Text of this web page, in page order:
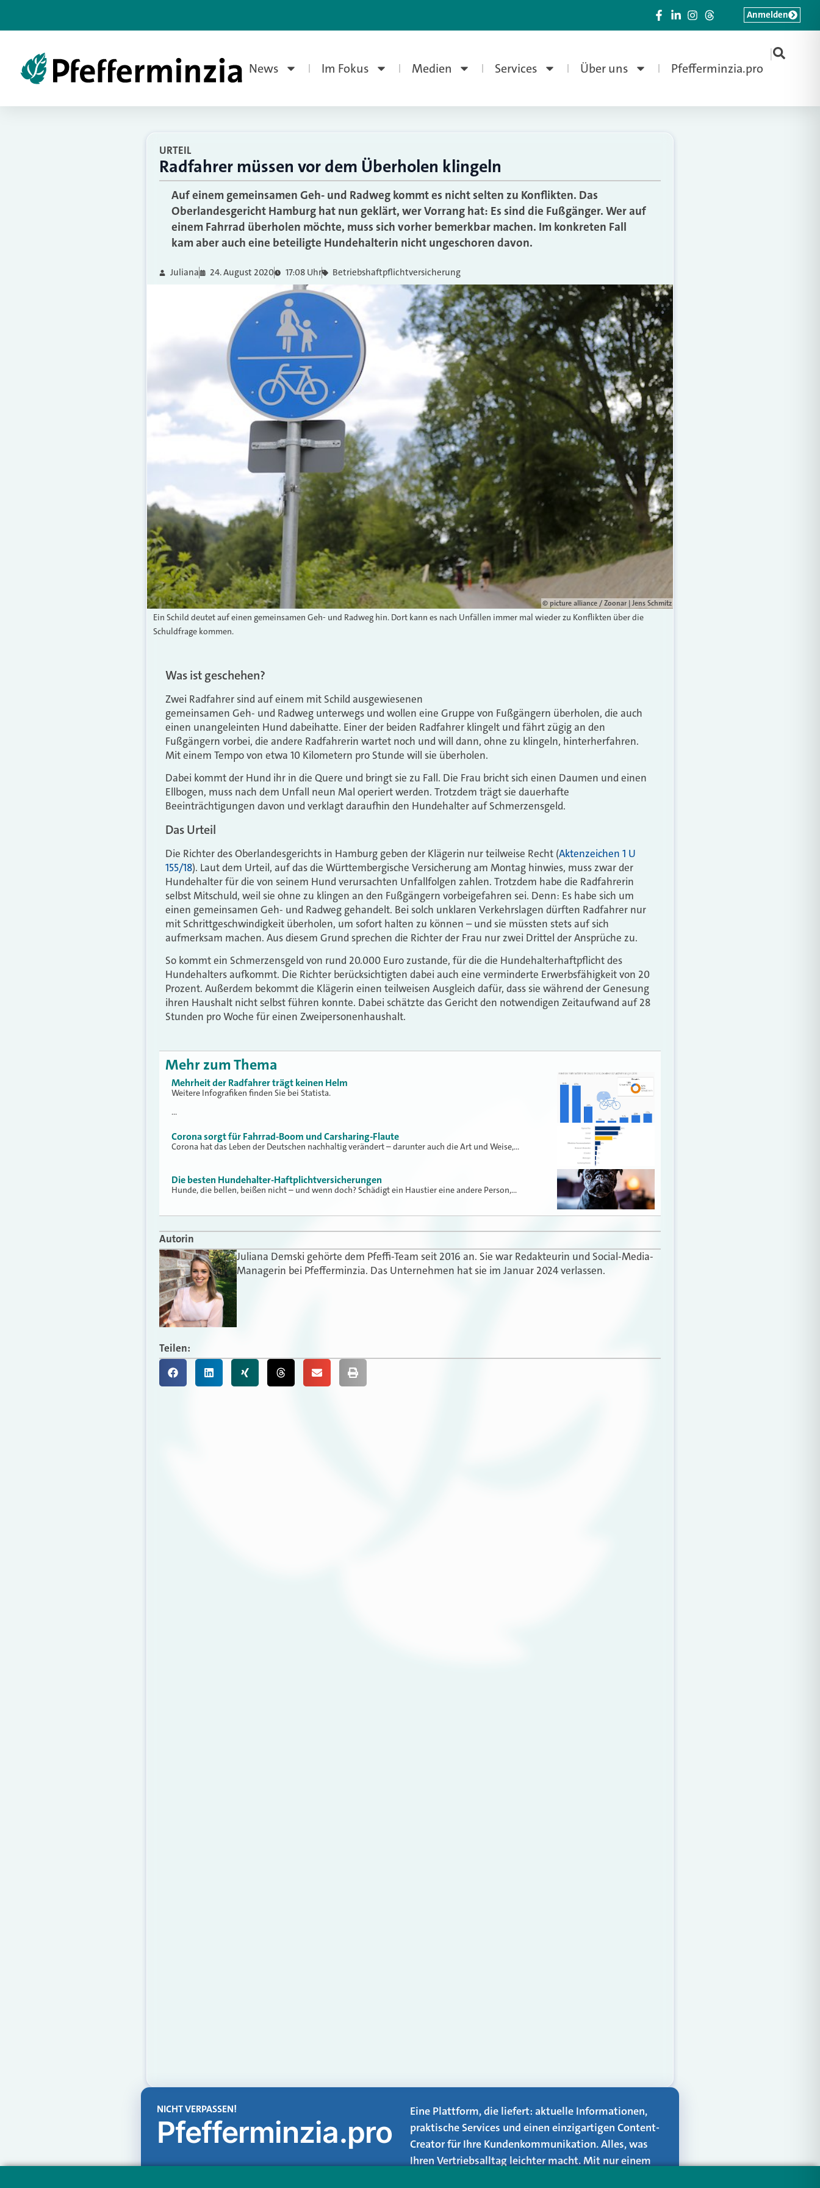
News Im Fokus Medien Services Über uns Pfefferminzia.pro
|
Anmelden
URTEIL
Radfahrer müssen vor dem Überholen klingeln
Auf einem gemeinsamen Geh- und Radweg kommt es nicht selten zu Konflikten. Das
Oberlandesgericht Hamburg hat nun geklärt, wer Vorrang hat: Es sind die Fußgänger. Wer auf
einem Fahrrad überholen möchte, muss sich vorher bemerkbar machen. Im konkreten Fall
kam aber auch eine beteiligte Hundehalterin nicht ungeschoren davon.
Juliana 24. August 2020 17:08 Uhr Betriebshaftpflichtversicherung
© picture alliance / Zoonar | Jens Schmitz
Ein Schild deutet auf einen gemeinsamen Geh- und Radweg hin. Dort kann es nach Unfällen immer mal wieder zu Konflikten über die
Schuldfrage kommen.
Was ist geschehen?
Zwei Radfahrer sind auf einem mit Schild ausgewiesenen
gemeinsamen Geh- und Radweg unterwegs und wollen eine Gruppe von Fußgängern überholen, die auch
einen unangeleinten Hund dabeihatte. Einer der beiden Radfahrer klingelt und fährt zügig an den
Fußgängern vorbei, die andere Radfahrerin wartet noch und will dann, ohne zu klingeln, hinterherfahren.
Mit einem Tempo von etwa 10 Kilometern pro Stunde will sie überholen.
Dabei kommt der Hund ihr in die Quere und bringt sie zu Fall. Die Frau bricht sich einen Daumen und einen
Ellbogen, muss nach dem Unfall neun Mal operiert werden. Trotzdem trägt sie dauerhafte
Beeinträchtigungen davon und verklagt daraufhin den Hundehalter auf Schmerzensgeld.
Das Urteil
Die Richter des Oberlandesgerichts in Hamburg geben der Klägerin nur teilweise Recht (Aktenzeichen 1 U
155/18). Laut dem Urteil, auf das die Württembergische Versicherungam Montag hinwies, muss zwar der
Hundehalter für die von seinem Hund verursachten Unfallfolgen zahlen. Trotzdem habe die Radfahrerin
selbst Mitschuld, weil sie ohne zu klingen an den Fußgängern vorbeigefahren sei. Denn: Es habe sich um
einen gemeinsamen Geh- und Radweg gehandelt. Bei solch unklaren Verkehrslagen dürften Radfahrer nur
mit Schrittgeschwindigkeit überholen, um sofort halten zu können – und sie müssten stets auf sich
aufmerksam machen. Aus diesem Grund sprechen die Richter der Frau nur zwei Drittel der Ansprüche zu.
So kommt ein Schmerzensgeld von rund 20.000 Euro zustande, für die die Hundehalterhaftpflicht des
Hundehalters aufkommt. Die Richter berücksichtigten dabei auch eine verminderte Erwerbsfähigkeit von 20
Prozent. Außerdem bekommt die Klägerin einen teilweisen Ausgleich dafür, dass sie während der Genesung
ihren Haushalt nicht selbst führen konnte. Dabei schätzte das Gericht den notwendigen Zeitaufwand auf 28
Stunden pro Woche für einen Zweipersonenhaushalt.
Mehr zum Thema
Mehrheit der Radfahrer trägt keinen Helm
Weitere Infografiken finden Sie bei Statista.
…
Corona sorgt für Fahrrad-Boom und Carsharing-Flaute
Corona hat das Leben der Deutschen nachhaltig verändert – darunter auch die Art und Weise,…
Die besten Hundehalter-Haftplichtversicherungen
Hunde, die bellen, beißen nicht – und wenn doch? Schädigt ein Haustier eine andere Person,…
Autorin
Juliana Demski gehörte dem Pfeffi-Team seit 2016 an. Sie war Redakteurin und Social-Media-
Managerin bei Pfefferminzia. Das Unternehmen hat sie im Januar 2024 verlassen.
Teilen:
NICHT VERPASSEN!
Pfefferminzia.pro
Eine Plattform, die liefert: aktuelle Informationen,
praktische Services und einen einzigartigen Content-
Creator für Ihre Kundenkommunikation. Alles, was
Ihren Vertriebsalltag leichter macht. Mit nur einem